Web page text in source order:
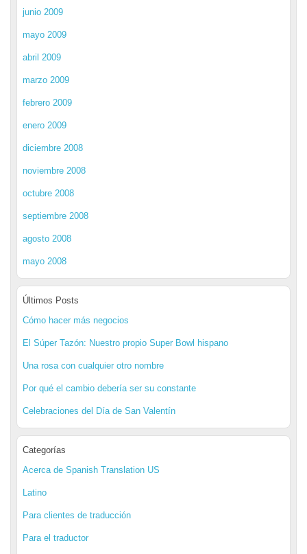
junio 2009
mayo 2009
abril 2009
marzo 2009
febrero 2009
enero 2009
diciembre 2008
noviembre 2008
octubre 2008
septiembre 2008
agosto 2008
mayo 2008
Últimos Posts
Cómo hacer más negocios
El Súper Tazón: Nuestro propio Super Bowl hispano
Una rosa con cualquier otro nombre
Por qué el cambio debería ser su constante
Celebraciones del Día de San Valentín
Categorías
Acerca de Spanish Translation US
Latino
Para clientes de traducción
Para el traductor